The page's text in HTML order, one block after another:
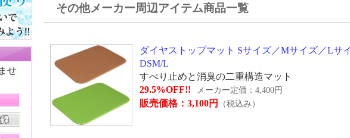
せ
その他メーカー周辺アイテム商品一覧
ダイヤストップマット Sサイズ／Mサイズ／Lサ
DSM/L
すべり止めと消臭の二重構造マット
29.5%OFF!!
メーカー定価：4,400円
販売価格：3,100円 （税込み）